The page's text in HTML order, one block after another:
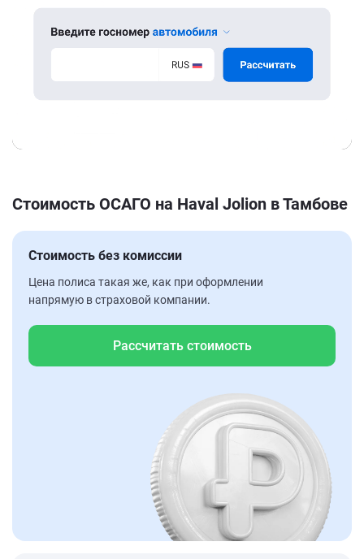
Стоимость ОСАГО на Haval Jolion в Тамбове
Стоимость без комиссии
Цена полиса такая же, как при оформлении
напрямую в страховой компании.
Рассчитать стоимость